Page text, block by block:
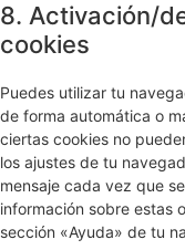
8. Activación/
cookies
Puedes utilizar tu
de forma automática o
ciertas cookies no
los ajustes de tu
mensaje cada vez que
información sobre estas
sección «Ayuda» de tu